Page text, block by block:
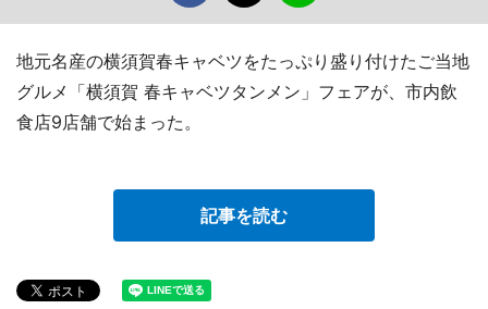
地元名産の横須賀春キャベツをたっぷり盛り付けたご当地
グルメ「横須賀 春キャベツタンメン」フェアが、市内飲
食店9店舗で始まった。
記事を読む